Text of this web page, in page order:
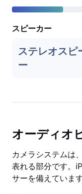
スピーカー
ステレオスピ
ー
オーディオ
カメラシステムは
表れる部分です。
サーを備えています